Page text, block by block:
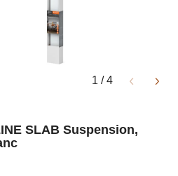
1 / 4
SLAB Suspension,